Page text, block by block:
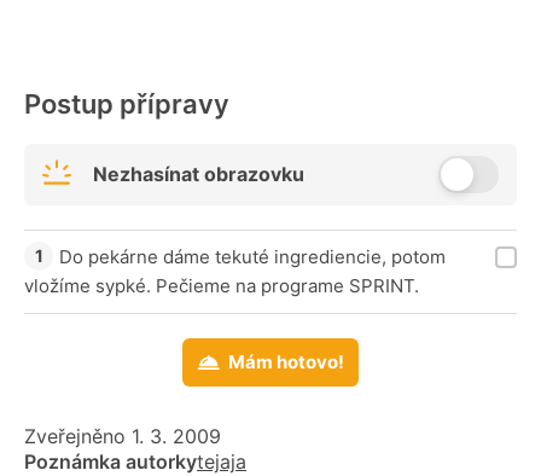
Postup přípravy
Nezhasínat obrazovku
Do pekárne dáme tekuté ingrediencie, potom
vložíme sypké. Pečieme na programe SPRINT.
Mám hotovo!
Zveřejněno 1. 3. 2009
Poznámka autorkytejaja